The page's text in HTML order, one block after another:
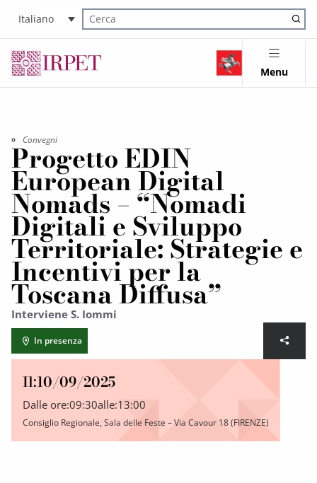
Italiano
Cerca nel sito
Menu
Convegni
Progetto EDIN
European Digital
Nomads – “Nomadi
Digitali e Sviluppo
Territoriale: Strategie e
Incentivi per la
Toscana Diffusa”
Interviene S. Iommi
In presenza
Il:10/09/2025
Dalle ore:09:30alle:13:00
Consiglio Regionale, Sala delle Feste – Via Cavour 18 (FIRENZE)